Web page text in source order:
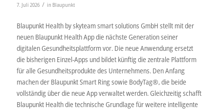
7. Juli 2026 / in Blaupunkt
Blaupunkt Health by skyteam smart solutions GmbH stellt mit der
neuen Blaupunkt Health App die nächste Generation seiner
digitalen Gesundheitsplattform vor. Die neue Anwendung ersetzt
die bisherigen Einzel-Apps und bildet künftig die zentrale Plattform
für alle Gesundheitsprodukte des Unternehmens. Den Anfang
machen der Blaupunkt Smart Ring sowie BodyTag®, die beide
vollständig über die neue App verwaltet werden. Gleichzeitig schafft
Blaupunkt Health die technische Grundlage für weitere intelligente